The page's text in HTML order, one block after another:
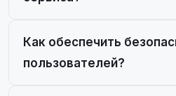
Как обеспечить
пользователей?